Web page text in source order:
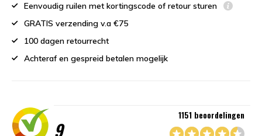
Eenvoudig ruilen met kortingscode of retour sturen
GRATIS verzending v.a €75
100 dagen retourrecht
Achteraf en gespreid betalen mogelijk
9
1151 beoordelingen